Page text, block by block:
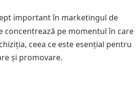
important în marketingul de
concentrează pe momentul în care
ceea ce este esențial pentru
și promovare.